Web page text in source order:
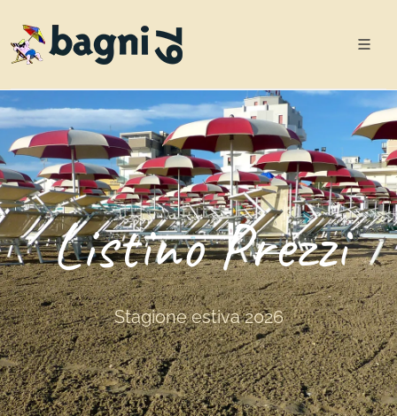
Listino Prezzi
Stagione estiva 2026